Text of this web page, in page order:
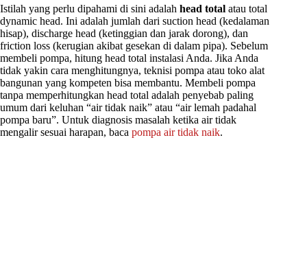
Istilah yang perlu dipahami di sini adalah head total atau total
dynamic head. Ini adalah jumlah dari suction head (kedalaman
hisap), discharge head (ketinggian dan jarak dorong), dan
friction loss (kerugian akibat gesekan di dalam pipa). Sebelum
membeli pompa, hitung head total instalasi Anda. Jika Anda
tidak yakin cara menghitungnya, teknisi pompa atau toko alat
bangunan yang kompeten bisa membantu. Membeli pompa
tanpa memperhitungkan head total adalah penyebab paling
umum dari keluhan “air tidak naik” atau “air lemah padahal
pompa baru”. Untuk diagnosis masalah ketika air tidak
mengalir sesuai harapan, baca pompa air tidak naik.